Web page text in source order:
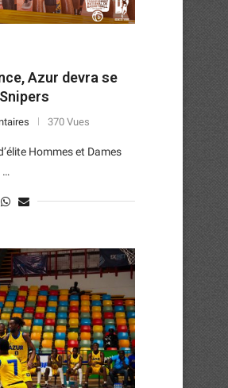
Azur devra se
370 Vues
Hommes et Dames
…